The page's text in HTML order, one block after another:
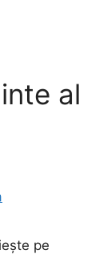
al
pe